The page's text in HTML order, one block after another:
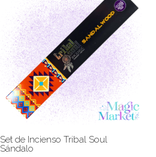
Set de Incienso Tribal Soul
Sándalo